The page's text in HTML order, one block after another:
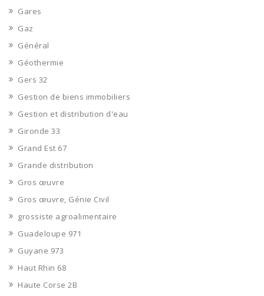
Gares
Gaz
Général
Géothermie
Gers 32
Gestion de biens immobiliers
Gestion et distribution d'eau
Gironde 33
Grand Est 67
Grande distribution
Gros œuvre
Gros œuvre, Génie Civil
grossiste agroalimentaire
Guadeloupe 971
Guyane 973
Haut Rhin 68
Haute Corse 2B